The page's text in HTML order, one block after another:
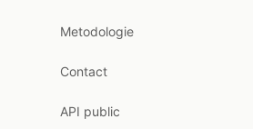
Metodologie
Contact
API public